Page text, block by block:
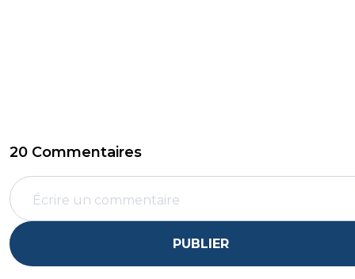
20 Commentaires
PUBLIER